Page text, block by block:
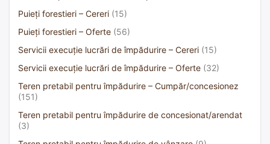
Puieți forestieri – Cereri (15)
Puieți forestieri – Oferte (56)
Servicii execuție lucrări de împădurire – Cereri (15)
Servicii execuție lucrări de împădurire – Oferte (32)
Teren pretabil pentru împădurire – Cumpăr/concesionez
(151)
Teren pretabil pentru împădurire de concesionat/arendat
(3)